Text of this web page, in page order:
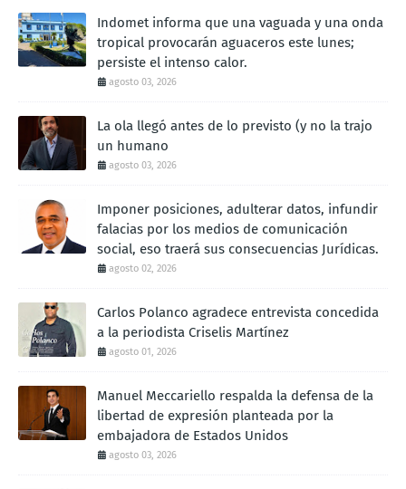
Indomet informa que una vaguada y una onda
tropical provocarán aguaceros este lunes;
persiste el intenso calor.
agosto 03, 2026
La ola llegó antes de lo previsto (y no la trajo
un humano
agosto 03, 2026
Imponer posiciones, adulterar datos, infundir
falacias por los medios de comunicación
social, eso traerá sus consecuencias Jurídicas.
agosto 02, 2026
Carlos Polanco agradece entrevista concedida
a la periodista Criselis Martínez
agosto 01, 2026
Manuel Meccariello respalda la defensa de la
libertad de expresión planteada por la
embajadora de Estados Unidos
agosto 03, 2026